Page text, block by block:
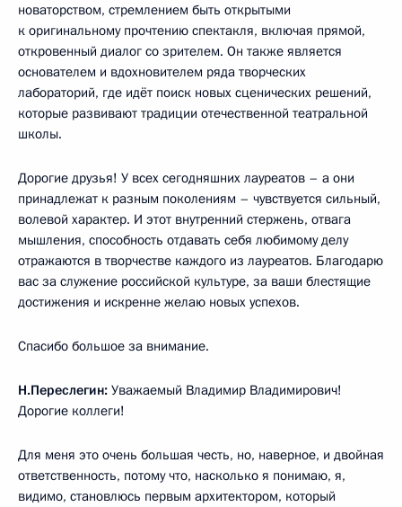
новаторством, стремлением быть открытыми
к оригинальному прочтению спектакля, включая прямой,
откровенный диалог со зрителем. Он также является
основателем и вдохновителем ряда творческих
лабораторий, где идёт поиск новых сценических решений,
которые развивают традиции отечественной театральной
школы.
Дорогие друзья! У всех сегодняшних лауреатов – а они
принадлежат к разным поколениям – чувствуется сильный,
волевой характер. И этот внутренний стержень, отвага
мышления, способность отдавать себя любимому делу
отражаются в творчестве каждого из лауреатов. Благодарю
вас за служение российской культуре, за ваши блестящие
достижения и искренне желаю новых успехов.
Спасибо большое за внимание.
Н.Переслегин: Уважаемый Владимир Владимирович!
Дорогие коллеги!
Для меня это очень большая честь, но, наверное, и двойная
ответственность, потому что, насколько я понимаю, я,
видимо, становлюсь первым архитектором, который